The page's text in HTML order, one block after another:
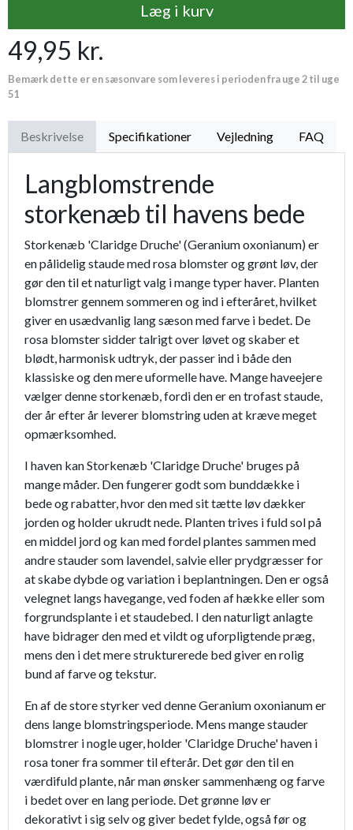
Læg i kurv
49,95 kr.
Bemærk dette er en sæsonvare som leveres i perioden fra uge 2 til uge
51
Beskrivelse Specifikationer Vejledning FAQ
Langblomstrende
storkenæb til havens bede
Storkenæb 'Claridge Druche' (Geranium oxonianum) er
en pålidelig staude med rosa blomster og grønt løv, der
gør den til et naturligt valg i mange typer haver. Planten
blomstrer gennem sommeren og ind i efteråret, hvilket
giver en usædvanlig lang sæson med farve i bedet. De
rosa blomster sidder talrigt over løvet og skaber et
blødt, harmonisk udtryk, der passer ind i både den
klassiske og den mere uformelle have. Mange haveejere
vælger denne storkenæb, fordi den er en trofast staude,
der år efter år leverer blomstring uden at kræve meget
opmærksomhed.
I haven kan Storkenæb 'Claridge Druche' bruges på
mange måder. Den fungerer godt som bunddække i
bede og rabatter, hvor den med sit tætte løv dækker
jorden og holder ukrudt nede. Planten trives i fuld sol på
en middel jord og kan med fordel plantes sammen med
andre stauder som lavendel, salvie eller prydgræsser for
at skabe dybde og variation i beplantningen. Den er også
velegnet langs havegange, ved foden af hække eller som
forgrundsplante i et staudebed. I den naturligt anlagte
have bidrager den med et vildt og uforpligtende præg,
mens den i det mere strukturerede bed giver en rolig
bund af farve og tekstur.
En af de store styrker ved denne Geranium oxonianum er
dens lange blomstringsperiode. Mens mange stauder
blomstrer i nogle uger, holder 'Claridge Druche' haven i
rosa toner fra sommer til efterår. Det gør den til en
værdifuld plante, når man ønsker sammenhæng og farve
i bedet over en lang periode. Det grønne løv er
dekorativt i sig selv og giver bedet fylde, også før og